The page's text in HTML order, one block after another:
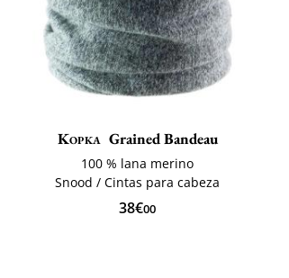
Kopka Grained Bandeau
100 % lana merino
Snood / Cintas para cabeza
38€00